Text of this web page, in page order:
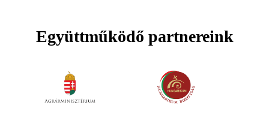
Együttműködő partnereink